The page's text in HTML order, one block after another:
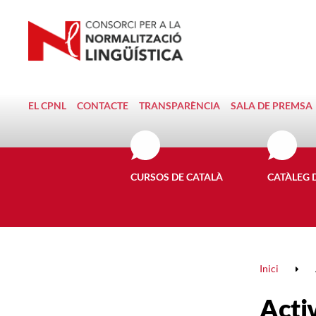
EL CPNL CONTACTE TRANSPARÈNCIA SALA DE PREMSA
CURSOS DE CATALÀ CATÀLEG
Inici